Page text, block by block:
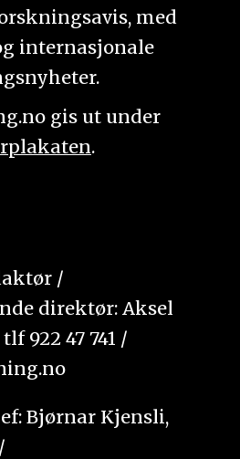
med
internasjonale
gis ut under
.
/
direktør: Aksel
922 47 741 /
Bjørnar Kjensli,